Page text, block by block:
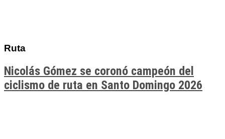
Ruta
Nicolás Gómez se coronó campeón del
ciclismo de ruta en Santo Domingo 2026